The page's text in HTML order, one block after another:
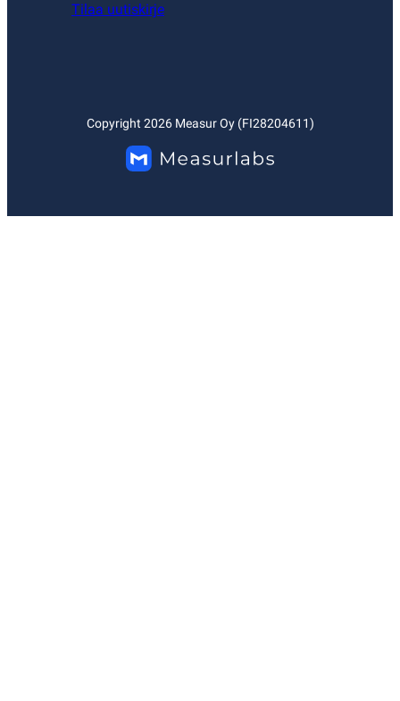
Tilaa uutiskirje
Copyright 2026Measur Oy (FI28204611)